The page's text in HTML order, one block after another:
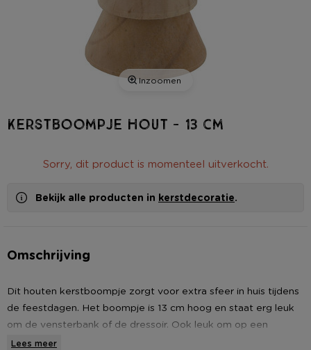
Inzoomen
Kerstboompje hout - 13 cm
Sorry, dit product is momenteel uitverkocht.
Bekijk alle producten in kerstdecoratie.
Omschrijving
Dit houten kerstboompje zorgt voor extra sfeer in huis tijdens
de feestdagen. Het boompje is 13 cm hoog en staat erg leuk
om de vensterbank of de dressoir. Ook leuk om op een
kaarsenplateau te zetten met andere kerst accessoires. Zo
Lees meer